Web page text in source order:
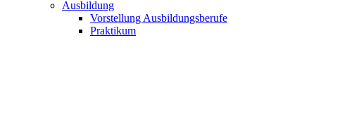
Ausbildung
Vorstellung Ausbildungsberufe
Praktikum